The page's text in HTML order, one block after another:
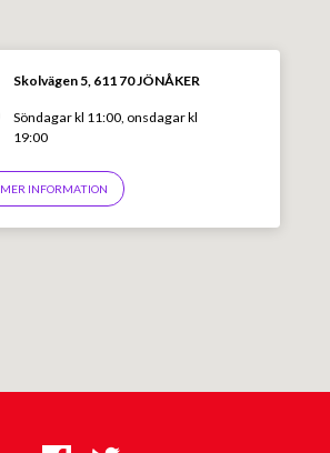
Skolvägen 5, 611 70 JÖNÅKER
Söndagar kl 11:00, onsdagar kl
19:00
MER INFORMATION